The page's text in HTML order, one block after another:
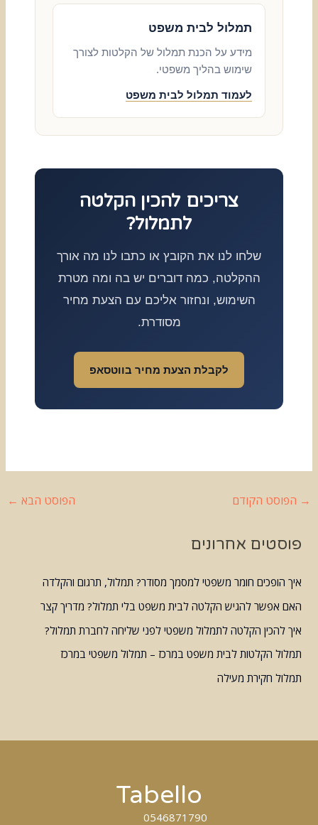
תמלול לבית משפט
מידע על הכנת תמלול של הקלטות לצורך
שימוש בהליך משפטי.
לעמוד תמלול לבית משפט
צריכים להכין הקלטה
לתמלול?
שלחו לנו את הקובץ או כתבו לנו מה אורך
ההקלטה, כמה דוברים יש בה ומה מטרת
השימוש, ונחזור אליכם עם הצעת מחיר
מסודרת.
לקבלת הצעת מחיר בווטסאפ
→ הפוסט הקודם הפוסט הבא ←
פוסטים אחרונים
איך הופכים חומר משפטי למסמך מסודר? תמלול, תרגום והקלדה
האם אפשר להגיש הקלטה לבית משפט בלי תמלול? מדריך קצר
איך להכין הקלטה לתמלול משפטי לפני שליחה לחברת תמלול?
תמלול הקלטות לבית משפט במרכז – תמלול משפטי במרכז
תמלול חקירת מעילה
Tabello
0546871790